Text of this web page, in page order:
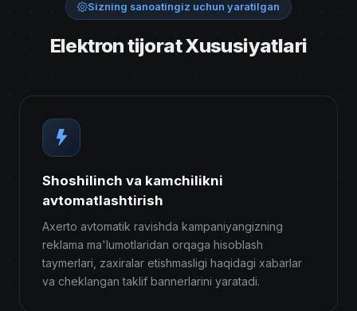
Sizning sanoatingiz uchun yaratilgan
Elektron tijorat Xususiyatlari
Shoshilinch va kamchilikni
avtomatlashtirish
Axerto avtomatik ravishda kampaniyangizning
reklama ma'lumotlaridan orqaga hisoblash
taymerlari, zaxiralar etishmasligi haqidagi xabarlar
va cheklangan taklif bannerlarini yaratadi.